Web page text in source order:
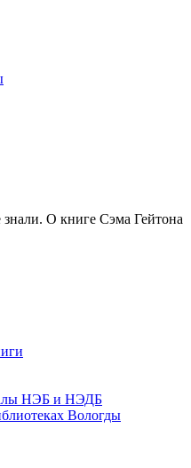
О книге Сэма Гейтона
НЭБ и НЭДБ
Вологды